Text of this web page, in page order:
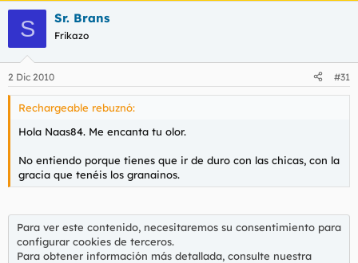
S Sr. Brans
Frikazo
2 Dic 2010 #31
Rechargeable rebuznó:
Hola Naas84. Me encanta tu olor.
No entiendo porque tienes que ir de duro con las chicas, con la
gracia que tenéis los granainos.
Para ver este contenido, necesitaremos su consentimiento para
configurar cookies de terceros.
Para obtener información más detallada, consulte nuestra